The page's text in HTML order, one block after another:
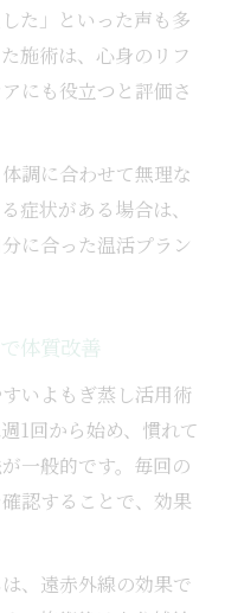
た」といった声も多
施術は、心身のリフ
にも役立つと評価さ
調に合わせて無理な
症状がある場合は、
に合った温活プラン
体質改善
いよもぎ蒸し活用術
1回から始め、慣れて
一般的です。毎回の
認することで、効果
、遠赤外線の効果で